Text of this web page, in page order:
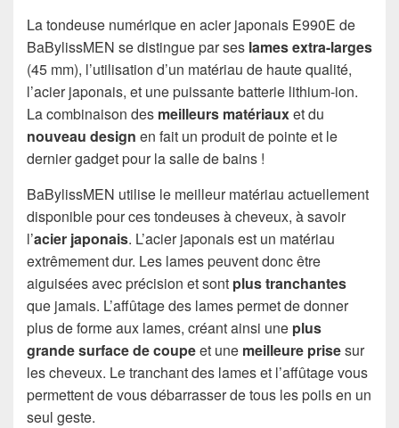
La tondeuse numérique en acier japonais E990E de
BaBylissMEN se distingue par ses lames extra-larges
(45 mm), l’utilisation d’un matériau de haute qualité,
l’acier japonais, et une puissante batterie lithium-ion.
La combinaison des meilleurs matériauxet du
nouveau design en fait un produit de pointe et le
dernier gadget pour la salle de bains !
BaBylissMEN utilise le meilleur matériau actuellement
disponible pour ces tondeuses à cheveux, à savoir
l’acier japonais. L’acier japonais est un matériau
extrêmement dur. Les lames peuvent donc être
aiguisées avec précision et sont plus tranchantes
que jamais. L’affûtage des lames permet de donner
plus de forme aux lames, créant ainsi une plus
grande surface de coupeet une meilleure prisesur
les cheveux. Le tranchant des lames et l’affûtage vous
permettent de vous débarrasser de tous les poils en un
seul geste.